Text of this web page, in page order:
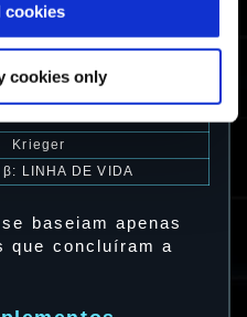
cookies
cookies only
α: Salto Foguete
Krieger
β: LINHA DE VIDA
baseiam apenas
que concluíram a